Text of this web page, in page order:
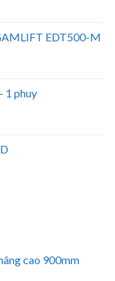
EDT500-M
1 phuy
cao 900mm